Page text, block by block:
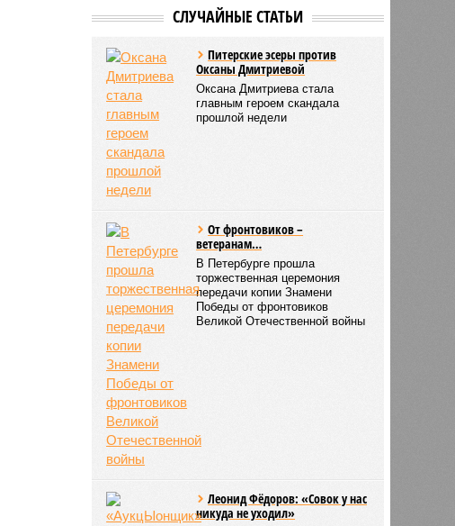
СЛУЧАЙНЫЕ СТАТЬИ
Питерские эсеры против
Оксаны Дмитриевой
Оксана Дмитриева стала
главным героем скандала
прошлой недели
От фронтовиков –
ветеранам…
В Петербурге прошла
торжественная церемония
передачи копии Знамени
Победы от фронтовиков
Великой Отечественной войны
Леонид Фёдоров: «Совок у нас
никуда не уходил»